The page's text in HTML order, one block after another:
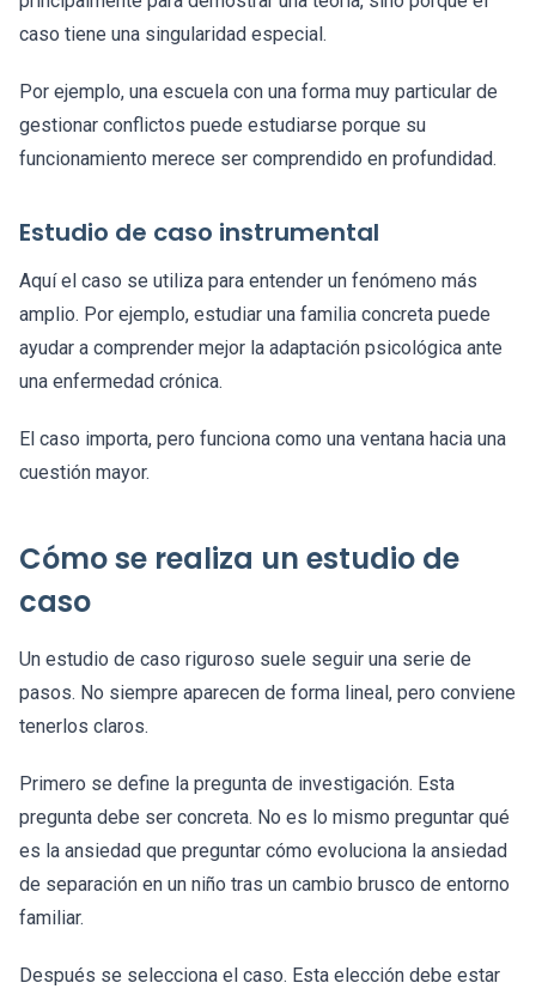
caso tiene una singularidad especial.
Por ejemplo, una escuela con una forma muy particular de
gestionar conflictos puede estudiarse porque su
funcionamiento merece ser comprendido en profundidad.
Estudio de caso instrumental
Aquí el caso se utiliza para entender un fenómeno más
amplio. Por ejemplo, estudiar una familia concreta puede
ayudar a comprender mejor la adaptación psicológica ante
una enfermedad crónica.
El caso importa, pero funciona como una ventana hacia una
cuestión mayor.
Cómo se realiza un estudio de
caso
Un estudio de caso riguroso suele seguir una serie de
pasos. No siempre aparecen de forma lineal, pero conviene
tenerlos claros.
Primero se define la pregunta de investigación. Esta
pregunta debe ser concreta. No es lo mismo preguntar qué
es la ansiedad que preguntar cómo evoluciona la ansiedad
de separación en un niño tras un cambio brusco de entorno
familiar.
Después se selecciona el caso. Esta elección debe estar